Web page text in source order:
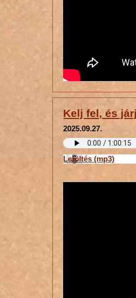
Kelj fel, és
2025.09.27.
Letöltés (mp3)